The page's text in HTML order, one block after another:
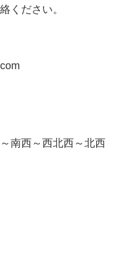
ください。
南西～西北西～北西